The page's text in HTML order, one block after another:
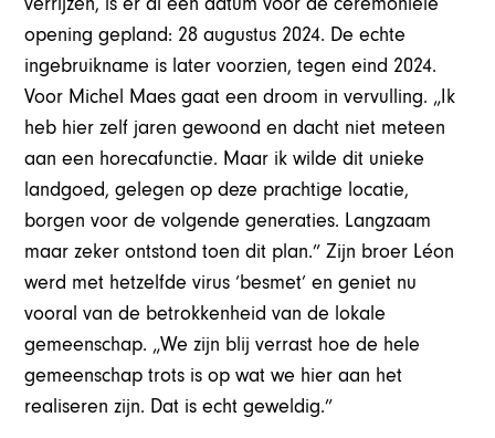
opening gepland: 28 augustus 2024. De echte
ingebruikname is later voorzien, tegen eind 2024.
Voor Michel Maes gaat een droom in vervulling. „Ik
heb hier zelf jaren gewoond en dacht niet meteen
aan een horecafunctie. Maar ik wilde dit unieke
landgoed, gelegen op deze prachtige locatie,
borgen voor de volgende generaties. Langzaam
maar zeker ontstond toen dit plan.” Zijn broer Léon
werd met hetzelfde virus ‘besmet’ en geniet nu
vooral van de betrokkenheid van de lokale
gemeenschap. „We zijn blij verrast hoe de hele
gemeenschap trots is op wat we hier aan het
realiseren zijn. Dat is echt geweldig.”